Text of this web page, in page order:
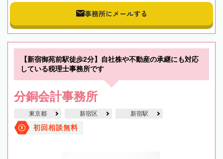
事務所にメールする
【新宿御苑前駅徒歩2分】自社株や不動産の承継にも対応
している税理士事務所です
分銅会計事務所
東京都 新宿区 新宿駅
初回相談無料